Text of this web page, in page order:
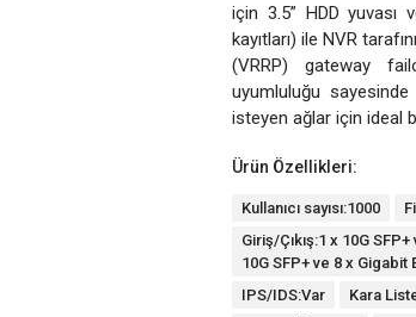
için 3.5” HDD yuvası
kayıtları) ile NVR
(VRRP) gateway
uyumluluğu
isteyen ağlar için ideal
Ürün Özellikleri:
Kullanıcı sayısı:1000
Giriş/Çıkış:1 x 10G
10G SFP+ ve 8 x Gigabit
IPS/IDS:Var
Kara